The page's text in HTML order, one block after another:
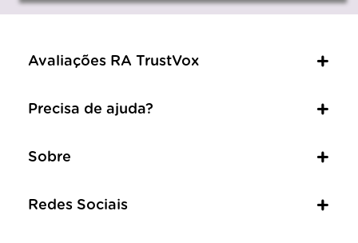
Avaliações RA TrustVox
Precisa de ajuda?
Sobre
Redes Sociais